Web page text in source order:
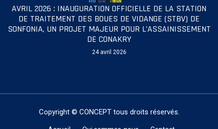
AVRIL 2026 : INAUGURATION OFFICIELLE DE LA STATION
DE TRAITEMENT DES BOUES DE VIDANGE (STBV) DE
SONFONIA, UN PROJET MAJEUR POUR L’ASSAINISSEMENT
DE CONAKRY
24 avril 2026
Copyright © CONCEPT tous droits réservés.